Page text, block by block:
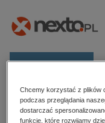
E-prasa
Kategorie
Zobacz wszystkie E-
Strona główna
Chcemy korzystać z plików
podczas przeglądania
dostarczać
funkcje, które rozwijamy